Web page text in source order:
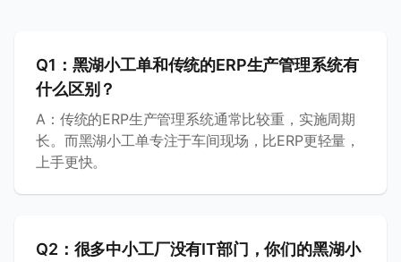
Q1 ： 黑湖小工单和传统的ERP生产管理系统有
什么区别？
A： 传统的ERP生产管理系统通常比较重，实施周期
长。而黑湖小工单专注于车间现场，比ERP更轻量，
上手更快。
Q2： 很多中小工厂没有IT部门，你们的黑湖小